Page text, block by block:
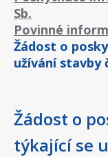
Sb.
Povinné
Žádost o
užívání stavby
Žádost o
týkající se